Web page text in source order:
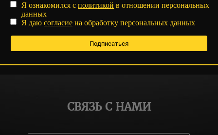
Я ознакомился сполитикой в отношении персональных
данных
Я даюсогласие на обработку персональных данных
СВЯЗЬ С НАМИ